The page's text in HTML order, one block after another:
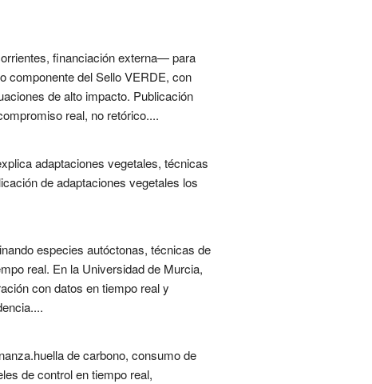
financiación externa— para
componente del Sello VERDE, con
de alto impacto. Publicación
real, no retórico....
adaptaciones vegetales, técnicas
de adaptaciones vegetales los
especies autóctonas, técnicas de
real. En la Universidad de Murcia,
con datos en tiempo real y
de carbono, consumo de
de control en tiempo real,